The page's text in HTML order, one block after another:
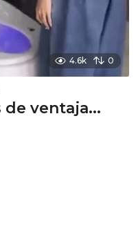
4.6k 0
de ventaja...